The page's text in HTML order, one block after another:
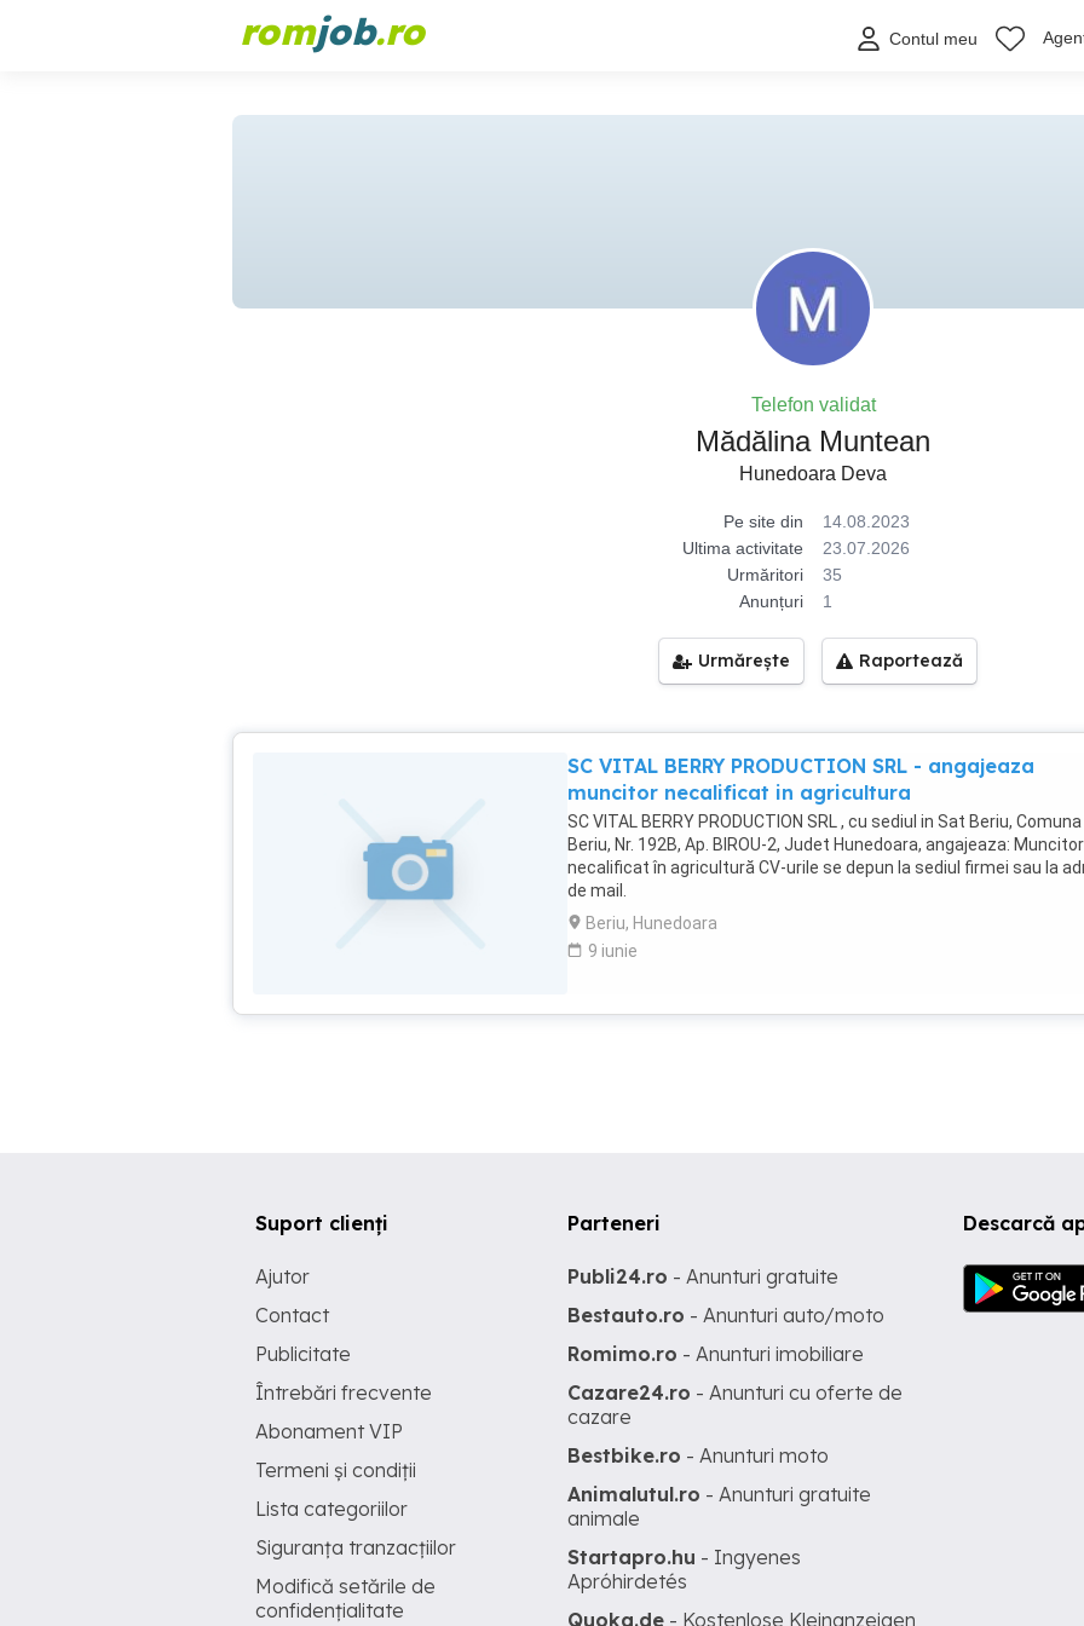
romjob.ro Contul meu
Telefon validat
Mădălina Muntean
Hunedoara Deva
Pe site din
14.08.2023
Ultima activitate
23.07.2026
Urmăritori
35
Anunțuri
1
Urmărește Raportează
SC VITAL BERRY PRODUCTION SRL - angajeaza
muncitor necalificat in agricultura
SC VITAL BERRY PRODUCTION SRL , cu sediul in Sat Beriu, Comuna
Beriu, Nr. 192B, Ap. BIROU-2, Judet Hunedoara, angajeaza: Muncitor
necalificat în agricultură CV-urile se depun la sediul firmei sau la
de mail.
Beriu, Hunedoara
9 iunie
Descarcă
Suport clienți
Ajutor
Contact
Publicitate
Întrebări frecvente
Abonament VIP
Termeni și condiții
Lista categoriilor
Siguranța tranzacțiilor
Modifică setările de
confidențialitate
Parteneri
Publi24.ro - Anunturi gratuite
Bestauto.ro - Anunturi auto/moto
Romimo.ro - Anunturi imobiliare
Cazare24.ro - Anunturi cu oferte de
cazare
Bestbike.ro - Anunturi moto
Animalutul.ro - Anunturi gratuite
animale
Startapro.hu - Ingyenes
Apróhirdetés
Quoka.de - Kostenlose Kleinanzeigen